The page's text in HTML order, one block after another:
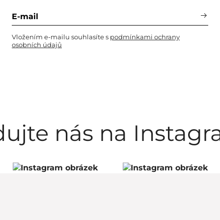
Vložením e-mailu souhlasíte s podmínkami ochrany
osobních údajů
nás na